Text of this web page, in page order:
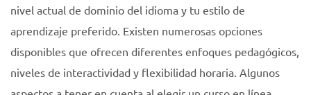
nivel actual de dominio del idioma y tu estilo de
aprendizaje preferido. Existen numerosas opciones
disponibles que ofrecen diferentes enfoques pedagógicos,
niveles de interactividad y flexibilidad horaria. Algunos